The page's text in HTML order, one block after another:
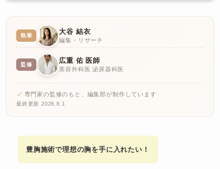
執筆 大谷 結衣
編集・リサーチ
監修 広重 佑 医師
美容外科医 泌尿器科医
専門家の監修のもと、編集部が制作しています
最終更新 2026.8.1
豊胸施術で理想の胸を手に入れたい！